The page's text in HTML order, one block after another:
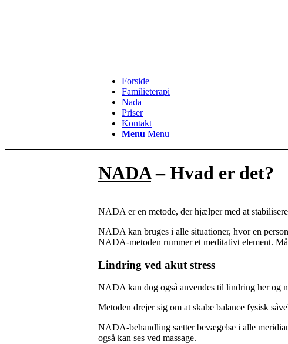
Forside
Familieterapi
Nada
Priser
Kontakt
Menu Menu
NADA– Hvad er det?
NADA er en metode, der hjælper med at
NADA kan bruges i alle situationer, hvor en
NADA-metoden rummer et meditativt element.
Lindring ved akut stress
NADA kan dog også anvendes til lindring her og
Metoden drejer sig om at skabe balance fysisk
NADA-behandling sætter bevægelse i alle
også kan ses ved massage.